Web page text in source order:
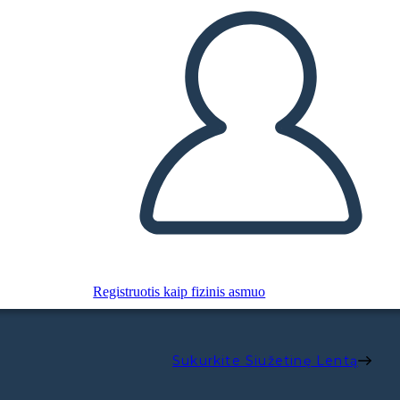
Registruotis kaip fizinis asmuo
Sukurkite Siužetinę Lentą